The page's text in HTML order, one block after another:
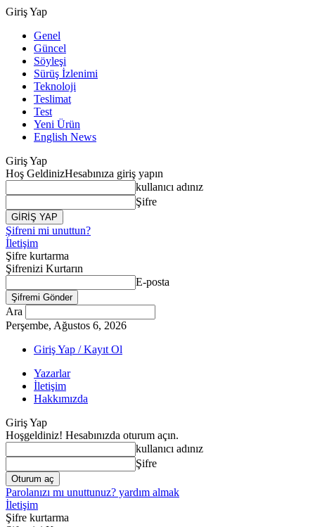
Giriş Yap
Genel
Güncel
Söyleşi
Sürüş İzlenimi
Teknoloji
Teslimat
Test
Yeni Ürün
English News
Giriş Yap
Hoş GeldinizHesabınıza giriş yapın
kullanıcı adınız
Şifre
Şifreni mi unuttun?
İletişim
Şifre kurtarma
Şifrenizi Kurtarın
E-posta
Ara
Perşembe, Ağustos 6, 2026
Giriş Yap / Kayıt Ol
Yazarlar
İletişim
Hakkımızda
Giriş Yap
Hoşgeldiniz! Hesabınızda oturum açın.
kullanıcı adınız
Şifre
Parolanızı mı unuttunuz? yardım almak
İletişim
Şifre kurtarma